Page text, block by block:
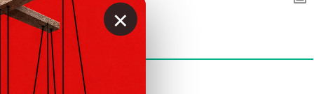
КОММЕНТАРИИ
×